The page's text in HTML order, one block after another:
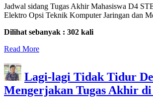
Jadwal sidang Tugas Akhir Mahasiswa D4
Elektro Opsi Teknik Komputer Jaringan dan
Dilihat sebanyak : 302 kali
Read More
Lagi-lagi Tidak Tidur
Mengerjakan Tugas Akhir